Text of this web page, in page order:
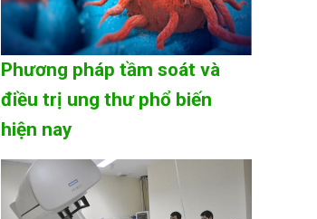
Phương pháp tầm soát và
điều trị ung thư phổ biến
hiện nay